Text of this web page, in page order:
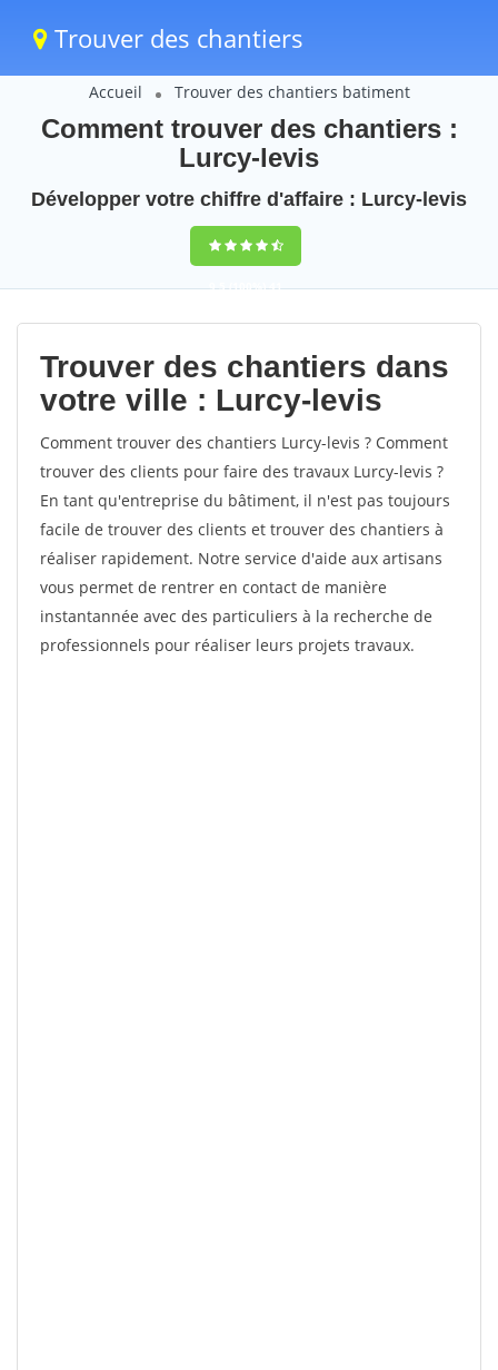
Trouver des chantiers
Accueil Trouver des chantiers batiment
Comment trouver des chantiers :
Lurcy-levis
Développer votre chiffre d'affaire : Lurcy-levis
9,5(100%)41
votes
Trouver des chantiers dans
votre ville : Lurcy-levis
Comment trouver des chantiers Lurcy-levis ? Comment
trouver des clients pour faire des travaux Lurcy-levis ?
En tant qu'entreprise du bâtiment, il n'est pas toujours
facile de trouver des clients et trouver des chantiers à
réaliser rapidement. Notre service d'aide aux artisans
vous permet de rentrer en contact de manière
instantannée avec des particuliers à la recherche de
professionnels pour réaliser leurs projets travaux.